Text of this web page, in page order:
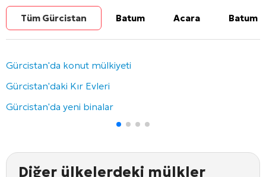
Tüm Gürcistan Batum Acara Batum
Gürcistan'da konut mülkiyeti
Gürcistan'daki Kır Evleri
Gürcistan'da yeni binalar
Diğer ülkelerdeki mülkler